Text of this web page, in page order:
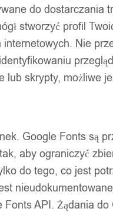
do dostarczania
stworzyć profil
Nie
skrypty, możliwe
Google Fonts są
aby ograniczyć
do tego, co jest
API. Żądania